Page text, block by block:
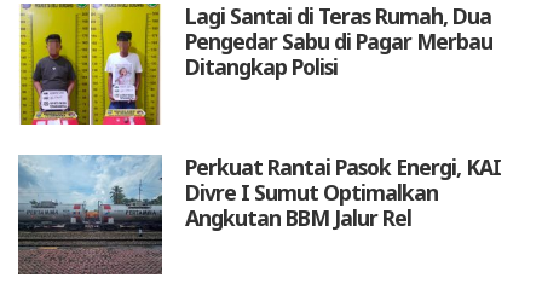
Lagi Santai di Teras Rumah, Dua
Pengedar Sabu di Pagar Merbau
Ditangkap Polisi
Perkuat Rantai Pasok Energi, KAI
Divre I Sumut Optimalkan
Angkutan BBM Jalur Rel